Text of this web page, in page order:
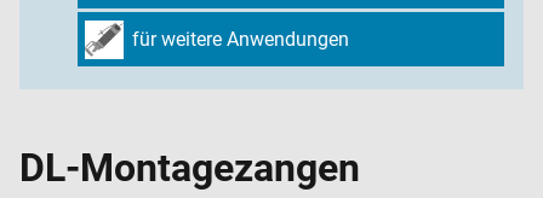
für weitere Anwendungen
DL-Montagezangen